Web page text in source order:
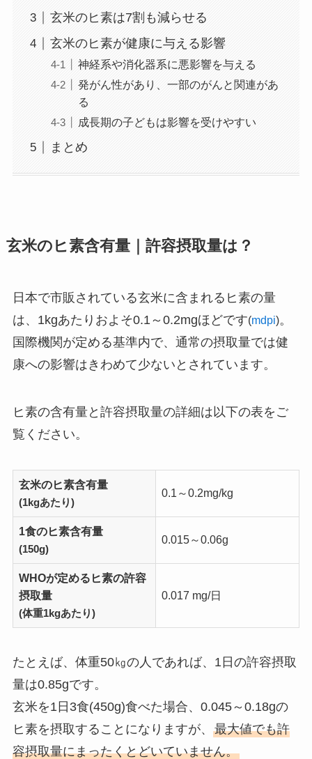
玄米のヒ素は7割も減らせる
玄米のヒ素が健康に与える影響
神経系や消化器系に悪影響を与える
発がん性があり、一部のがんと関連があ
る
成長期の子どもは影響を受けやすい
まとめ
玄米のヒ素含有量｜許容摂取量は？
日本で市販されている玄米に含まれるヒ素の量
は、1kgあたりおよそ0.1～0.2mgほどです​(mdpi)。
国際機関が定める基準内で、通常の摂取量では健
康への影響はきわめて少ないとされています。
ヒ素の含有量と許容摂取量の詳細は以下の表をご
覧ください。
玄米のヒ素含有量
(1kgあたり)
0.1～0.2mg/kg
1食のヒ素含有量
(150g)
0.015～0.06g
WHOが定めるヒ素の許容
摂取量
(体重1kgあたり)
0.017 mg/日
たとえば、体重50㎏の人であれば、1日の許容摂取
量は0.85gです。
玄米を1日3食(450g)食べた場合、0.045～0.18gの
ヒ素を摂取することになりますが、 最大値でも許
容摂取量にまったくとどいていません。